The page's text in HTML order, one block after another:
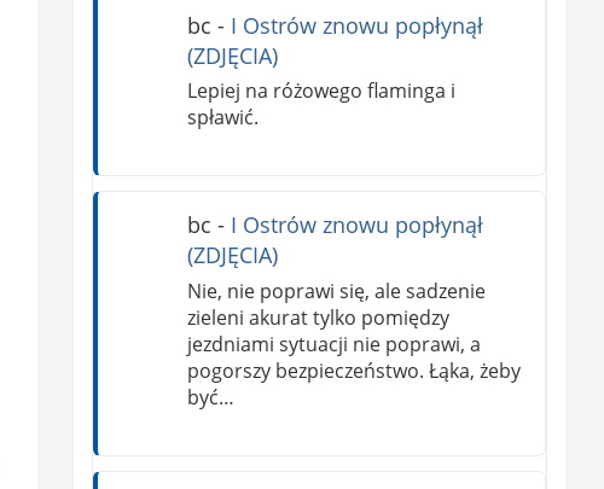
bc - I Ostrów znowu popłynął
(ZDJĘCIA)
Lepiej na różowego flaminga i
spławić.
bc - I Ostrów znowu popłynął
(ZDJĘCIA)
Nie, nie poprawi się, ale sadzenie
zieleni akurat tylko pomiędzy
jezdniami sytuacji nie poprawi, a
pogorszy bezpieczeństwo. Łąka, żeby
być…